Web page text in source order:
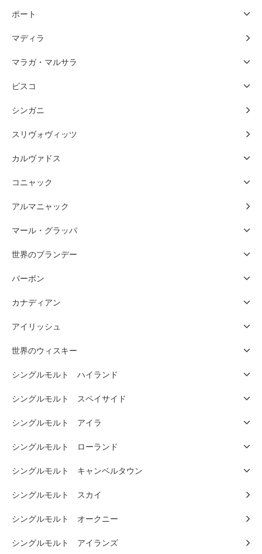
ポート
マディラ
マラガ・マルサラ
ピスコ
シンガニ
スリヴォヴィッツ
カルヴァドス
コニャック
アルマニャック
マール・グラッパ
世界のブランデー
バーボン
カナディアン
アイリッシュ
世界のウィスキー
シングルモルト ハイランド
シングルモルト スペイサイド
シングルモルト アイラ
シングルモルト ローランド
シングルモルト キャンベルタウン
シングルモルト スカイ
シングルモルト オークニー
シングルモルト アイランズ